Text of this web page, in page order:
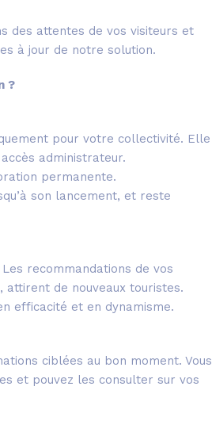
des attentes de vos visiteurs et
à jour de notre solution.
?
pour votre collectivité. Elle
administrateur.
permanente.
son lancement, et reste
recommandations de vos
de nouveaux touristes.
efficacité et en dynamisme.
ciblées au bon moment. Vous
et pouvez les consulter sur vos